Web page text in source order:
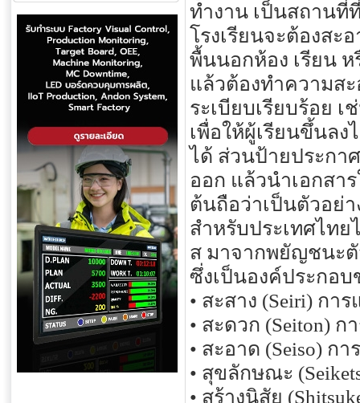
ทำงาน เป็นสถานที่
โรงเรียนจะต้องสะ
พื้นนอกห้อง เรียน
แล้วต้องทำความส
ระเบียบเรียบร้อย
เพื่อให้ผู้เรียนขึ้นล
ได้ ส่วนป้ายประกา
ออก แล้วนำเอกสา
ต้นถือว่าเป็นตัวอย่
สำหรับประเทศไท
ส มาจากพยัญชนะ
ซึ่งเป็นองค์ประกอบ
• สะสาง (Seiri) กา
• สะดวก (Seiton) ก
• สะอาด (Seiso) ก
• สุขลักษณะ
• สร้างนิสัย